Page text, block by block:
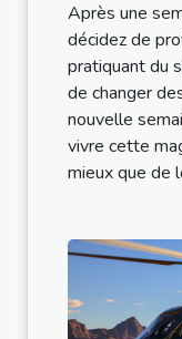
Après une
décidez de
pratiquant du
de changer
nouvelle
vivre cette
mieux que de